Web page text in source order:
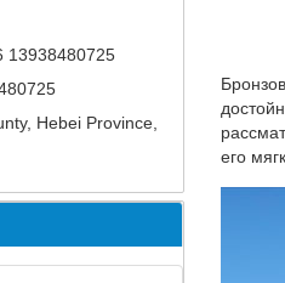
13938480725
Hebei Province,
В
его